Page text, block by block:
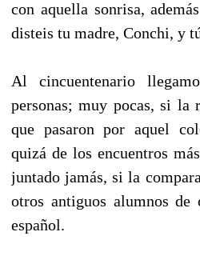
con aquella sonrisa,
disteis tu madre, Conchi, y
Al cincuentenario
personas; muy pocas, si la
que pasaron por aquel
quizá de los encuentros
juntado jamás, si la
otros antiguos alumnos
español.